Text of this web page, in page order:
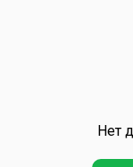
Нет